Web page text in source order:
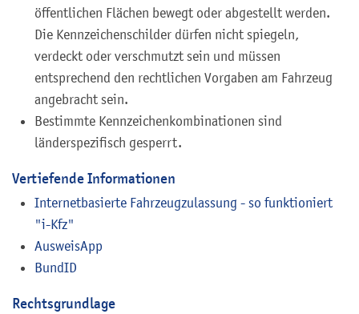
öffentlichen Flächen bewegt oder abgestellt werden.
Die Kennzeichenschilder dürfen nicht spiegeln,
verdeckt oder verschmutzt sein und müssen
entsprechend den rechtlichen Vorgaben am Fahrzeug
angebracht sein.
Bestimmte Kennzeichenkombinationen sind
länderspezifisch gesperrt.
Vertiefende Informationen
Internetbasierte Fahrzeugzulassung - so funktioniert
"i-Kfz"
AusweisApp
BundID
Rechtsgrundlage